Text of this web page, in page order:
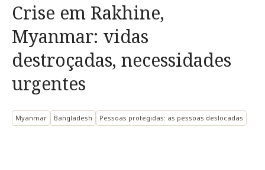
Crise em Rakhine,
Myanmar: vidas
destroçadas, necessidades
urgentes
Myanmar Bangladesh Pessoas protegidas: as pessoas deslocadas